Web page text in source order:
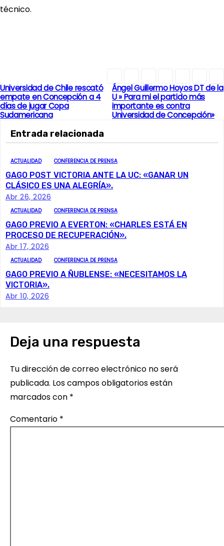
técnico.
N
a
g
a
c
n
d
Ángel Guillermo Hoyos DT de la
U » Para mi el partido más
importante es contra
Universidad de Concepción»
Universidad de Chile rescató
empate en Concepción a 4
días de jugar Copa
Sudamericana
Entrada relacionada
ACTUALIDAD CONFERENCIA DE PRENSA
GAGO POST VICTORIA ANTE LA UC: «GANAR UN
CLÁSICO ES UNA ALEGRÍA».
Abr 26, 2026
ACTUALIDAD CONFERENCIA DE PRENSA
GAGO PREVIO A EVERTON: «CHARLES ESTÁ EN
PROCESO DE RECUPERACIÓN».
Abr 17, 2026
ACTUALIDAD CONFERENCIA DE PRENSA
GAGO PREVIO A ÑUBLENSE: «NECESITAMOS LA
VICTORIA».
Abr 10, 2026
Deja una respuesta
Tu dirección de correo electrónico no será
publicada. Los campos obligatorios están
marcados con *
Comentario *